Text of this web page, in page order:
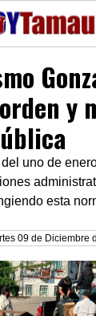
y
uno de
esta
09 de Diciembre